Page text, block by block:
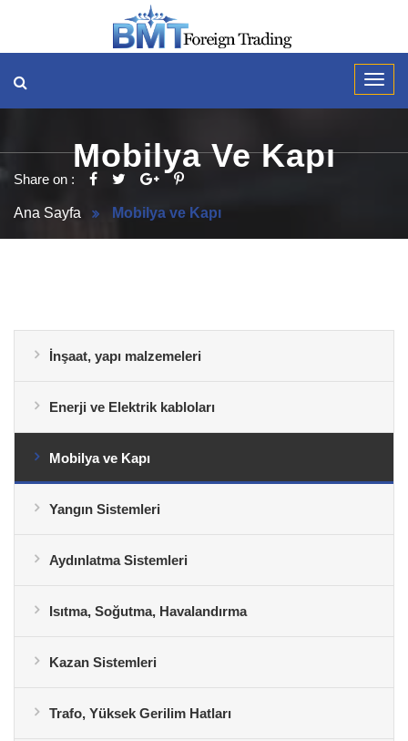
Mobilya Ve Kapı
Share on :
Ana Sayfa Mobilya ve Kapı
İnşaat, yapı malzemeleri
Enerji ve Elektrik kabloları
Mobilya ve Kapı
Yangın Sistemleri
Aydınlatma Sistemleri
Isıtma, Soğutma, Havalandırma
Kazan Sistemleri
Trafo, Yüksek Gerilim Hatları